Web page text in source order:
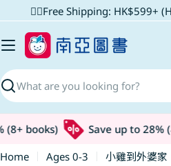
to
content
✌🏼Free Shipping: HK$599+
Search
books) Save up to 28%
Home
Ages 0-3
小雞到外婆家